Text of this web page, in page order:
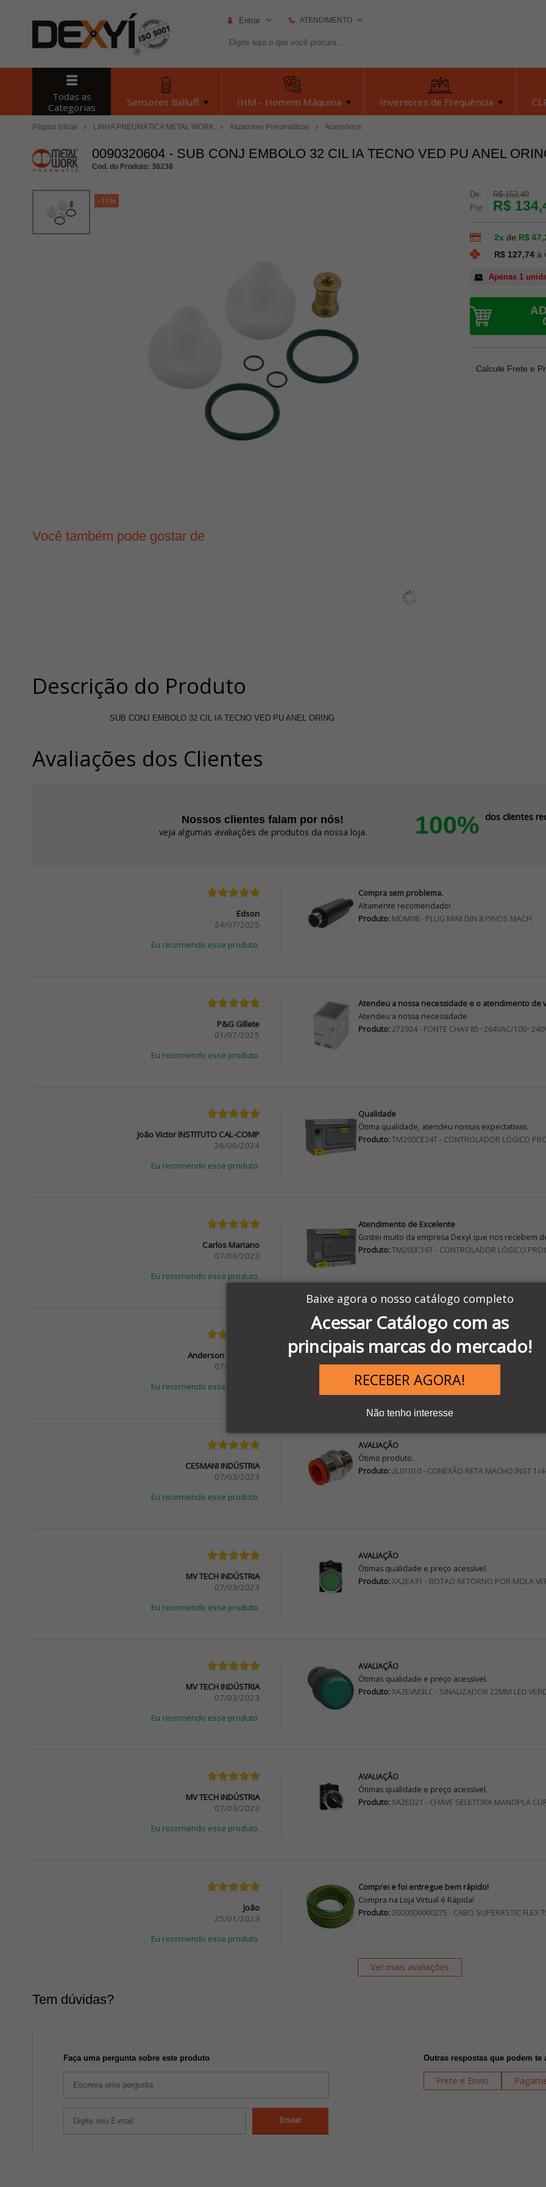
Baixe agora o nosso catálogo completo
Acessar Catálogo com as
principais marcas do mercado!
RECEBER AGORA!
Não tenho interesse
Entrar ATENDIMENTO
dexyiloja@dexyi.com.br
Atendimento Online
Todas as
Categorias
Sensores Balluff IHM - Homem Máquina Inversores de Frequência
Página Inicial LINHA PNEUMÁTICA METAL WORK Atuadores Pneumáticos Acessórios
0090320604 - SUB CONJ EMBOLO 32 CIL IA TECNO VED PU ANEL
Cod. do Produto: 36238
-11%
De:
R$ 152,49
Por:
R$
2x de R$
R$ 127,74à
Apenas 1
Calcule Frete e
Você também pode gostar de
Descrição do Produto
SUB CONJ EMBOLO 32 CIL IA TECNO VED PU ANEL ORING
Avaliações dos Clientes
Nossos clientes falam por nós!
veja algumas avaliações de produtos da nossa loja. 100% dos clientes
Edson
24/07/2025
Eu recomendo esse produto.
Compra sem problema.
Altamente recomendado!
Produto:MDM08 - PLUG MINI DIN 8 PINOS MACH
P&G Gillete
01/07/2025
Eu recomendo esse produto.
Atendeu a nossa necessidade e o atendimento de
Atendeu a nossa necessidade
Produto:272924 - FONTE CHAV 85~264VAC/
João Victor INSTITUTO CAL-COMP
26/06/2024
Eu recomendo esse produto.
Qualidade
Ótima qualidade, atendeu nossas expectativas.
Produto:TM200CE24T - CONTROLADOR LÓGICO
Carlos Mariano
07/06/2023
Eu recomendo esse produto.
Atendimento de Excelente
Gostei muito da empresa Dexyí que nos recebem
Produto:TM200C16T - CONTROLADOR LÓGICO
Anderson Santiago
07/03/2023
Eu recomendo esse produto.
Achei ótimo instrumento de fácil manuseio a parte
Multímetro Digital Data Hold Tensão AC/
CESMANI INDÚSTRIA
07/03/2023
Eu recomendo esse produto.
AVALIAÇÃO
Ótimo produto.
Produto:2L01010 - CONEXÃO RETA MACHO INST 1/
MV TECH INDÚSTRIA
07/03/2023
Eu recomendo esse produto.
AVALIAÇÃO
Ótimas qualidade e preço acessível.
Produto:XA2EA31 - BOTAO RETORNO POR MOLA
MV TECH INDÚSTRIA
07/03/2023
Eu recomendo esse produto.
AVALIAÇÃO
Ótimas qualidade e preço acessível.
Produto:XA2EVM3LC - SINALIZADOR 22MM LED
MV TECH INDÚSTRIA
07/03/2023
Eu recomendo esse produto.
AVALIAÇÃO
Ótimas qualidade e preço acessível.
Produto:XA2ED21 - CHAVE SELETORA MANOPLA
João
25/01/2023
Eu recomendo esse produto.
Comprei e foi entregue bem rápido!
Compra na Loja Virtual é Rápida!
Produto:2000000000275 - CABO SUPERASTIC FLEX
Ver mais avaliações
Tem dúvidas?
Faça uma pergunta sobre este produto
Enviar
Outras respostas que podem te
Frete e Envio